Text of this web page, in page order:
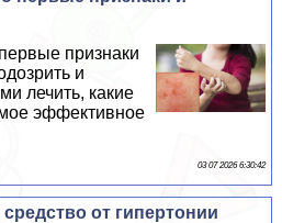
признаки
и
лечить, какие
эффективное
03 07 2026 6:30:42
от гипертонии